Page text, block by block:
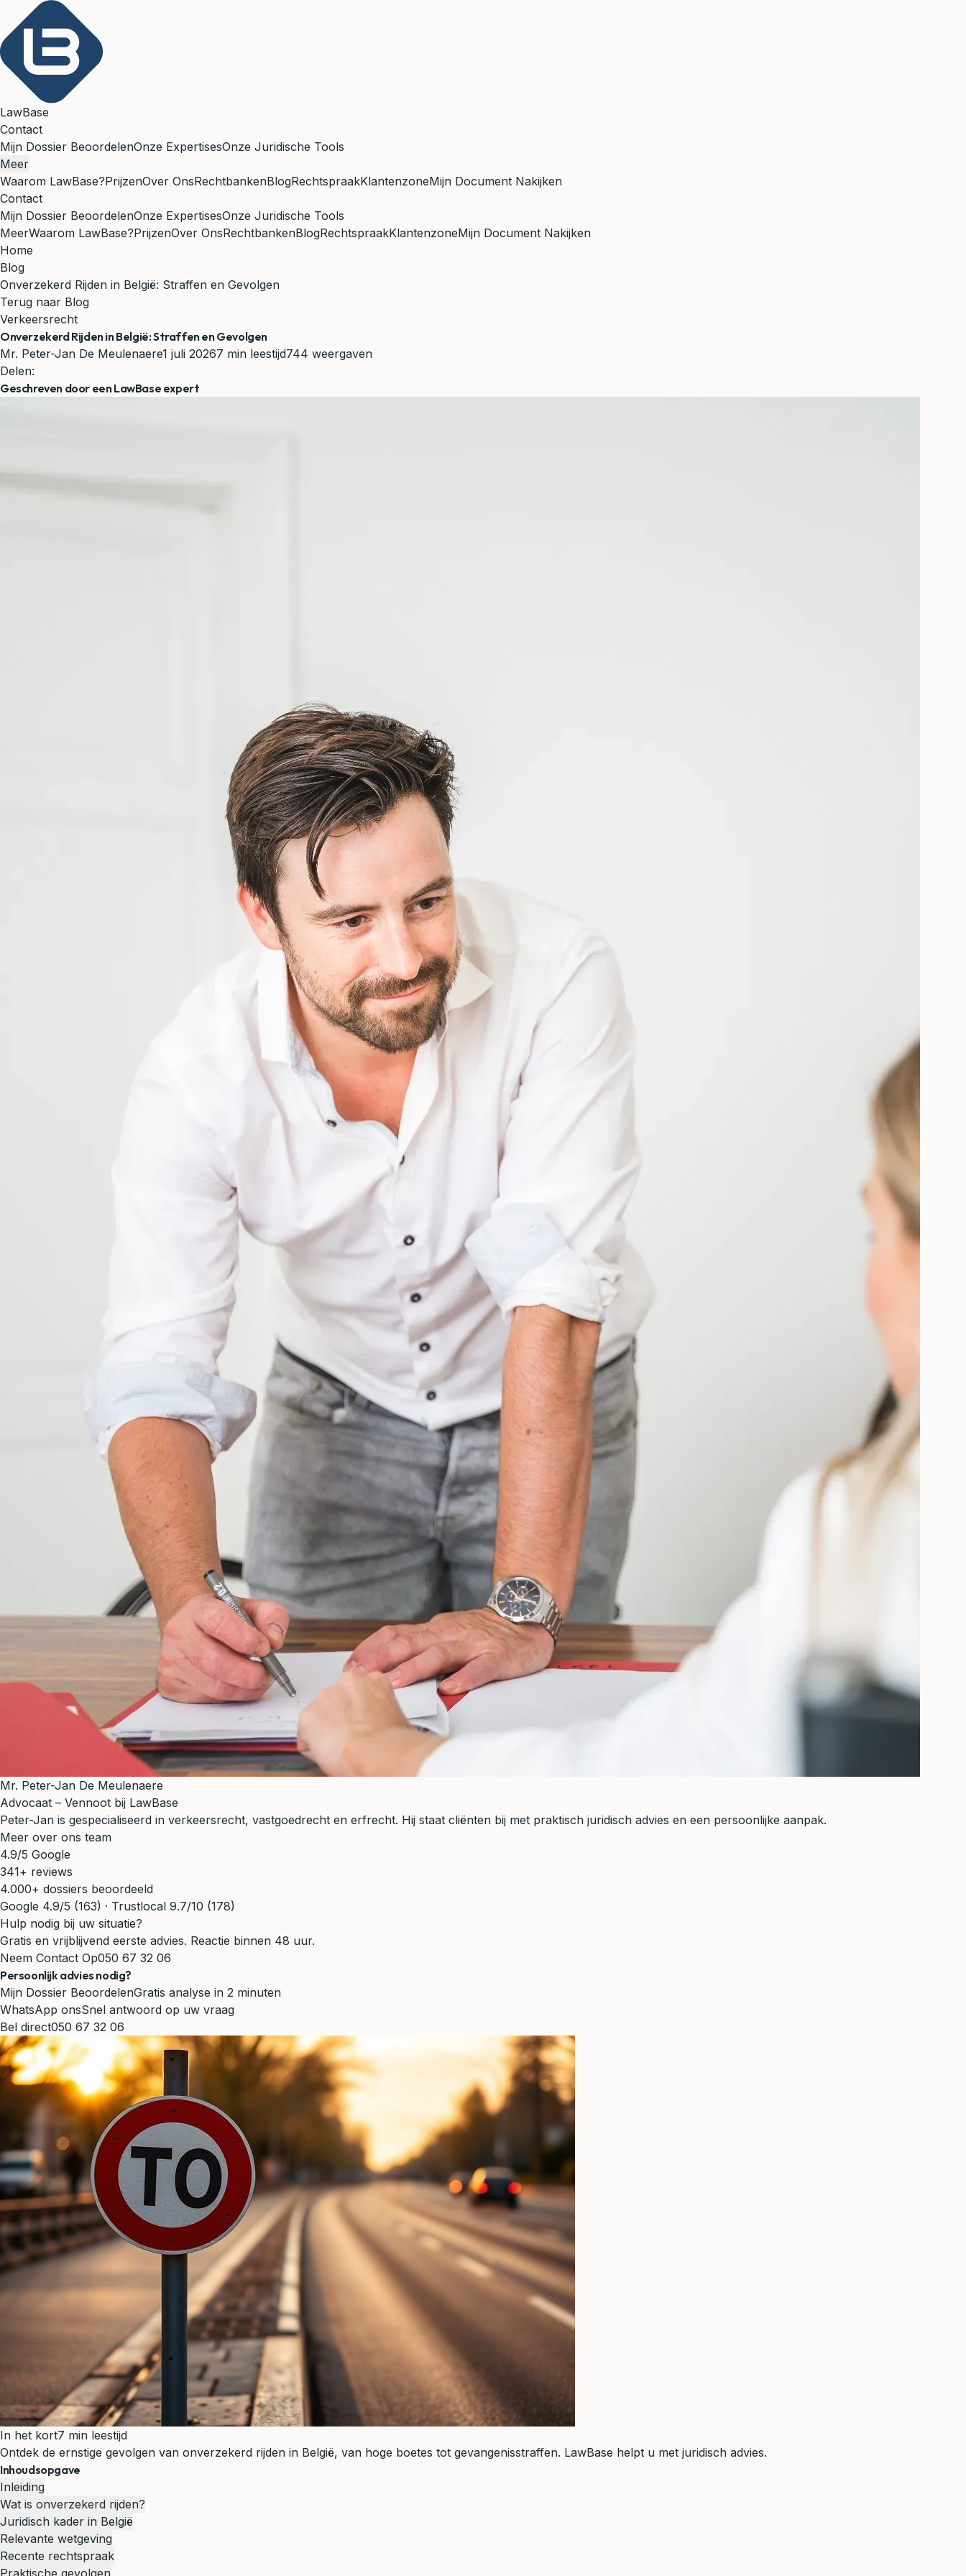
LawBase
Contact
Mijn Dossier BeoordelenOnze ExpertisesOnze Juridische Tools
Meer
Waarom LawBase?PrijzenOver OnsRechtbankenBlogRechtspraakKlantenzoneMijn Document Nakijken
Contact
Mijn Dossier BeoordelenOnze ExpertisesOnze Juridische Tools
MeerWaarom LawBase?PrijzenOver OnsRechtbankenBlogRechtspraakKlantenzoneMijn Document Nakijken
Home
Blog
Onverzekerd Rijden in België: Straffen en Gevolgen
Terug naar Blog
Verkeersrecht
Onverzekerd Rijden in België: Straffen en Gevolgen
Mr. Peter-Jan De Meulenaere1 juli 20267 min leestijd744 weergaven
Delen:
Geschreven door een LawBase expert
Mr. Peter-Jan De Meulenaere
Advocaat – Vennoot bij LawBase
Peter-Jan is gespecialiseerd in verkeersrecht, vastgoedrecht en erfrecht. Hij staat cliënten bij met praktisch juridisch advies en een persoonlijke aanpak.
Meer over ons team
4.9/5 Google
341+ reviews
4.000+ dossiers beoordeeld
Google 4.9/5 (163) · Trustlocal 9.7/10 (178)
Hulp nodig bij uw situatie?
Gratis en vrijblijvend eerste advies. Reactie binnen 48 uur.
Neem Contact Op050 67 32 06
Persoonlijk advies nodig?
Mijn Dossier BeoordelenGratis analyse in 2 minuten
WhatsApp onsSnel antwoord op uw vraag
Bel direct050 67 32 06
In het kort7 min leestijd
Ontdek de ernstige gevolgen van onverzekerd rijden in België, van hoge boetes tot gevangenisstraffen. LawBase helpt u met juridisch advies.
Inhoudsopgave
Inleiding
Wat is onverzekerd rijden?
Juridisch kader in België
Relevante wetgeving
Recente rechtspraak
Praktische gevolgen